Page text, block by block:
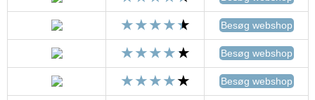
Besøg webshop
Besøg webshop
Besøg webshop